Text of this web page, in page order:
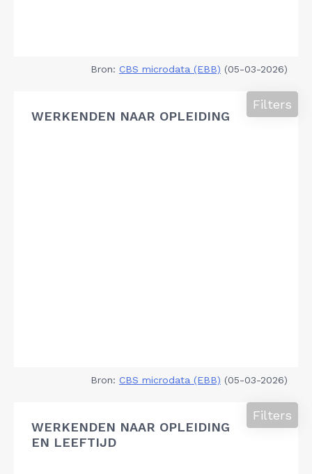
Bron: CBS microdata (EBB) (05-03-2026)
WERKENDEN NAAR OPLEIDING
Filters
Bron: CBS microdata (EBB) (05-03-2026)
WERKENDEN NAAR OPLEIDING
EN LEEFTIJD
Filters